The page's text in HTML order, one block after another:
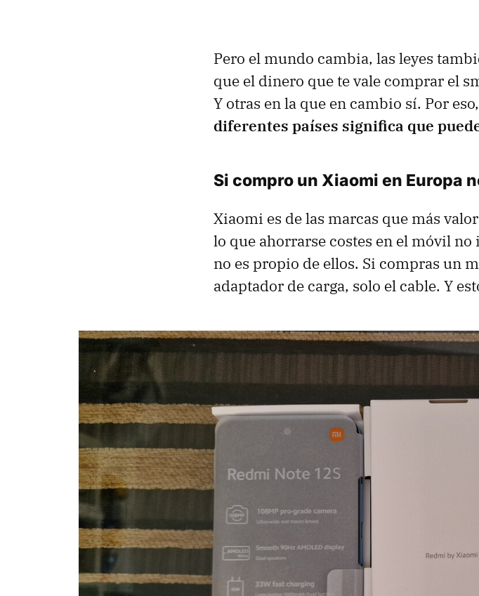
Pero el mundo cambia, las leyes
que el dinero que te vale comprar el
Y otras en la que en cambio sí. Por eso,
diferentes países significa que
Si compro un Xiaomi en Europa
Xiaomi es de las marcas que más
lo que ahorrarse costes en el móvil
no es propio de ellos. Si compras un
adaptador de carga, solo el cable. Y